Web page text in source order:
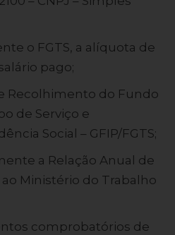
o FGTS, a alíquota de
pago;
Recolhimento do Fundo
de Serviço e
Social – GFIP/FGTS;
a Relação Anual de
ao Ministério do Trabalho
comprobatórios de